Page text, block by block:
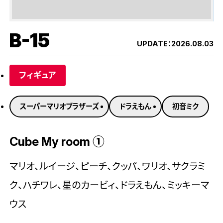
B-15 UPDATE：2026.08.03
フィギュア
スーパーマリオブラザーズ ドラえもん 初音ミク
Cube My room ①
マリオ、ルイージ、ピーチ、クッパ、ワリオ、サクラミ
ク、ハチワレ、星のカービィ、ドラえもん、ミッキーマ
ウス